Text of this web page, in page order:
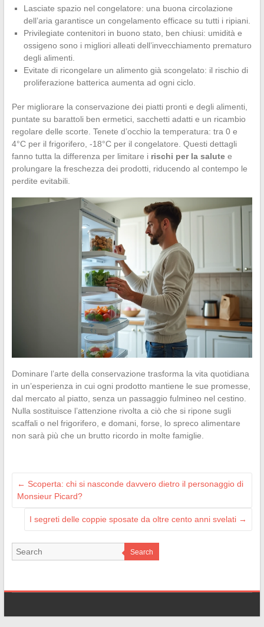
Lasciate spazio nel congelatore: una buona circolazione
dell’aria garantisce un congelamento efficace su tutti i ripiani.
Privilegiate contenitori in buono stato, ben chiusi: umidità e
ossigeno sono i migliori alleati dell’invecchiamento prematuro
degli alimenti.
Evitate di ricongelare un alimento già scongelato: il rischio di
proliferazione batterica aumenta ad ogni ciclo.
Per migliorare la conservazione dei piatti pronti e degli alimenti,
puntate su barattoli ben ermetici, sacchetti adatti e un ricambio
regolare delle scorte. Tenete d’occhio la temperatura: tra 0 e
4°C per il frigorifero, -18°C per il congelatore. Questi dettagli
fanno tutta la differenza per limitare i rischi per la salutee
prolungare la freschezza dei prodotti, riducendo al contempo le
perdite evitabili.
Dominare l’arte della conservazione trasforma la vita quotidiana
in un’esperienza in cui ogni prodotto mantiene le sue promesse,
dal mercato al piatto, senza un passaggio fulmineo nel cestino.
Nulla sostituisce l’attenzione rivolta a ciò che si ripone sugli
scaffali o nel frigorifero, e domani, forse, lo spreco alimentare
non sarà più che un brutto ricordo in molte famiglie.
← Scoperta: chi si nasconde davvero dietro il personaggio di
Monsieur Picard?
I segreti delle coppie sposate da oltre cento anni svelati →
Search